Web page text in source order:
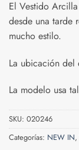
El Vestido
desde una tarde
mucho estilo.
La ubicación del
La modelo usa
SKU: 020246
Categorías: NEW IN,